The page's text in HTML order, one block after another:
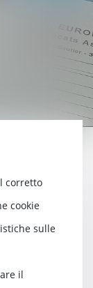
dei
corretto
cookie
sulle
il